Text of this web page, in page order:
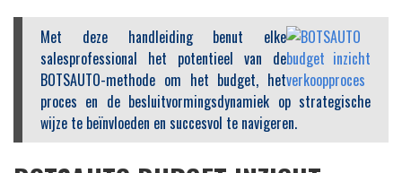
Met deze handleiding benut elke
salesprofessional het potentieel van de
BOTSAUTO-methode om het budget, het
proces en de besluitvormingsdynamiek op strategische
wijze te beïnvloeden en succesvol te navigeren.